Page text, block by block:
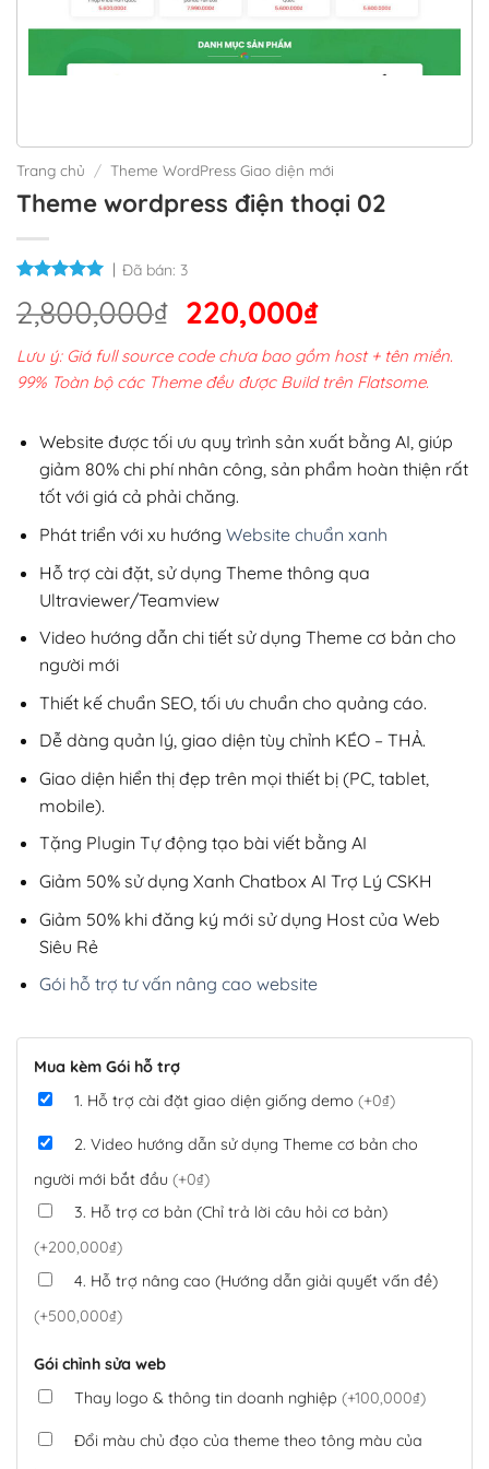
Trang chủ / Theme WordPress Giao diện mới
Theme wordpress điện thoại 02
Đã bán: 3
2,800,000₫ Giá
gốc
là:
2,800,000₫.
220,000₫Giá
hiện
tại
220,000₫.
Lưu ý: Giá full source code chưa bao gồm host + tên miền.
99% Toàn bộ các Theme đều được Build trên Flatsome.
Website được tối ưu quy trình sản xuất bằng AI, giúp
giảm 80% chi phí nhân công, sản phẩm hoàn thiện rất
tốt với giá cả phải chăng.
Phát triển với xu hướng Website chuẩn xanh
Hỗ trợ cài đặt, sử dụng Theme thông qua
Ultraviewer/Teamview
Video hướng dẫn chi tiết sử dụng Theme cơ bản cho
người mới
Thiết kế chuẩn SEO, tối ưu chuẩn cho quảng cáo.
Dễ dàng quản lý, giao diện tùy chỉnh KÉO – THẢ.
Giao diện hiển thị đẹp trên mọi thiết bị (PC, tablet,
mobile).
Tặng Plugin Tự động tạo bài viết bằng AI
Giảm 50% sử dụng Xanh Chatbox AI Trợ Lý CSKH
Giảm 50% khi đăng ký mới sử dụng Host của Web
Siêu Rẻ
Gói hỗ trợ tư vấn nâng cao website
Mua kèm Gói hỗ trợ
1. Hỗ trợ cài đặt giao diện giống demo (+0₫)
2. Video hướng dẫn sử dụng Theme cơ bản cho
người mới bắt đầu (+0₫)
3. Hỗ trợ cơ bản (Chỉ trả lời câu hỏi cơ bản)
(+200,000₫)
4. Hỗ trợ nâng cao (Hướng dẫn giải quyết vấn đề)
(+500,000₫)
Gói chỉnh sửa web
Thay logo & thông tin doanh nghiệp (+100,000₫)
Đổi màu chủ đạo của theme theo tông màu của